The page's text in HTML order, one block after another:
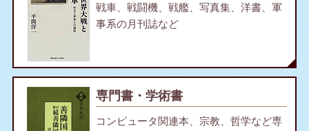
戦車、戦闘機、戦艦、写真集、洋書、軍
事系の月刊誌など
専門書・学術書
コンピュータ関連本、宗教、哲学など専